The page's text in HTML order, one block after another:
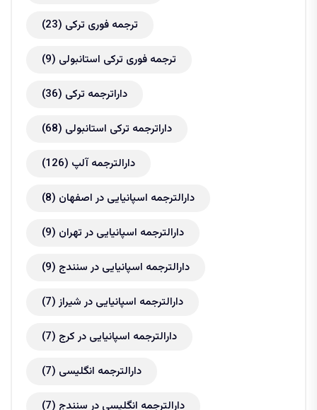
ترجمه فوری ترکی (23)
ترجمه فوری ترکی استانبولی (9)
داراترجمه ترکی (36)
داراترجمه ترکی استانبولی (68)
دارالترجمه آلپ (126)
دارالترجمه اسپانیایی در اصفهان (8)
دارالترجمه اسپانیایی در تهران (9)
دارالترجمه اسپانیایی در سنندج (9)
دارالترجمه اسپانیایی در شیراز(7)
دارالترجمه اسپانیایی در کرج (7)
دارالترجمه انگلیسی (7)
دارالترجمه انگلیسی در سنندج (7)